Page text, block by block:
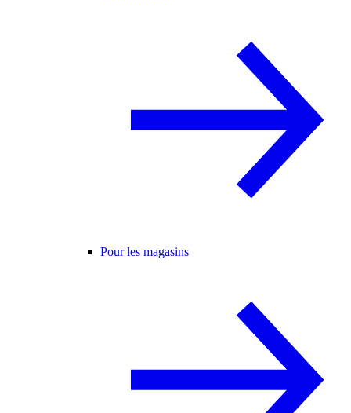
Pour les magasins